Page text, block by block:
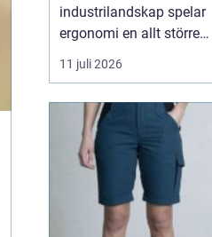
industrilandskap spelar
ergonomi en allt större
roll. Det handlar inte
bara om att skapa en
för anställda, utan även
om att optimera
produktiviteten. Ett
verktyg som allt mer
sprider sig inom
industrin, tack vare
11 juli 2026